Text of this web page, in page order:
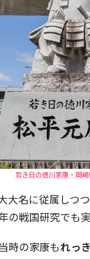
若き日の徳川家康・岡
大名に従属しつ
の戦国研究でも
時の家康もれっ